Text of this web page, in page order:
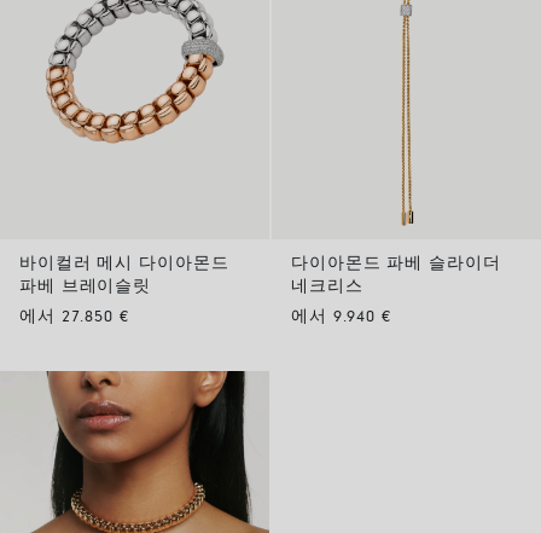
바이컬러 메시 다이아몬드
파베 브레이슬릿
에서 27.850 €
다이아몬드 파베 슬라이더
네크리스
에서 9.940 €